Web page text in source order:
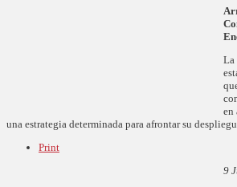
La
en
una estrategia determinada para afrontar su
Print
9